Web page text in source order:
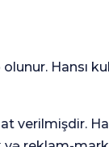
Hansı
verilmişdir.